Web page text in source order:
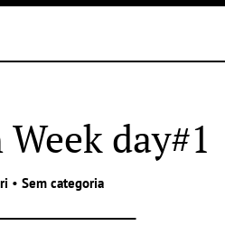
day#1
• Sem categoria